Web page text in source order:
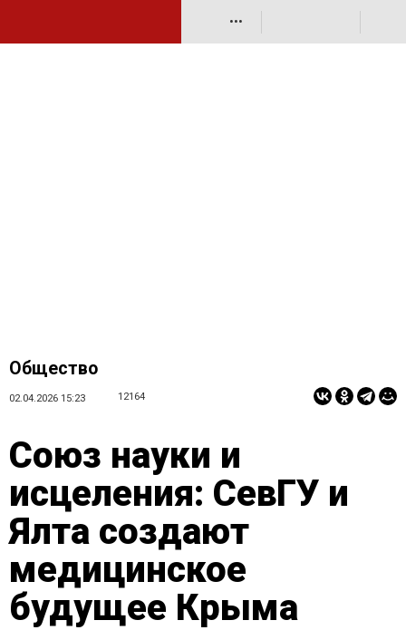
•••
Общество
02.04.2026 15:23 12164
Союз науки и
исцеления: СевГУ и
Ялта создают
медицинское
будущее Крыма